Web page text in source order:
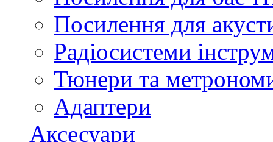
Посилення для
Радіосистеми
Тюнери та
Адаптери
Аксесуари